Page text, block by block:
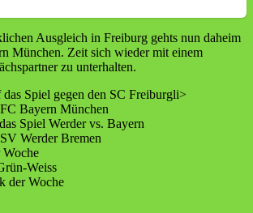
Ausgleich in Freiburg gehts nun daheim
München. Zeit sich wieder mit einem
zu unterhalten.
Spiel gegen den SC Freiburgli>
Bayern München
Spiel Werder vs. Bayern
Werder Bremen
Weiss
der Woche